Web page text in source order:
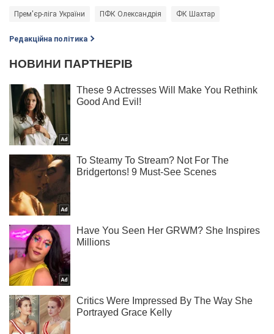
Прем'єр-ліга України ПФК Олександрія ФК Шахтар
Редакційна політика